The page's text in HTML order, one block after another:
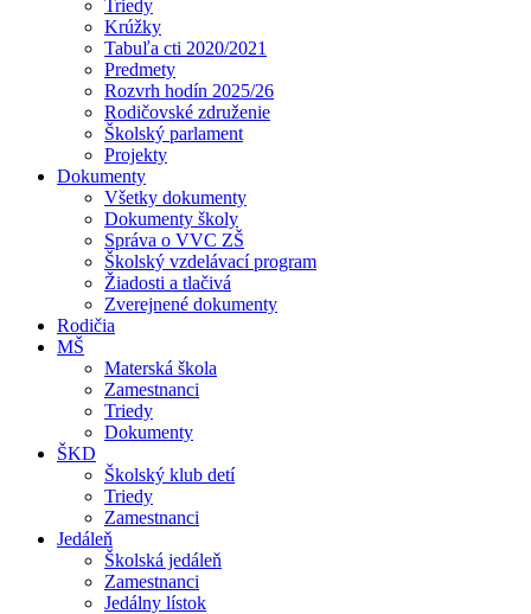
Triedy
Krúžky
Tabuľa cti 2020/2021
Predmety
Rozvrh hodín 2025/26
Rodičovské združenie
Školský parlament
Projekty
Dokumenty
Všetky dokumenty
Dokumenty školy
Správa o VVC ZŠ
Školský vzdelávací program
Žiadosti a tlačivá
Zverejnené dokumenty
Rodičia
MŠ
Materská škola
Zamestnanci
Triedy
Dokumenty
ŠKD
Školský klub detí
Triedy
Zamestnanci
Jedáleň
Školská jedáleň
Zamestnanci
Jedálny lístok